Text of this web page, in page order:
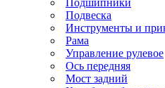
Подвеска
Инструменты и
Рама
Управление рулевое
Ось передняя
Мост задний